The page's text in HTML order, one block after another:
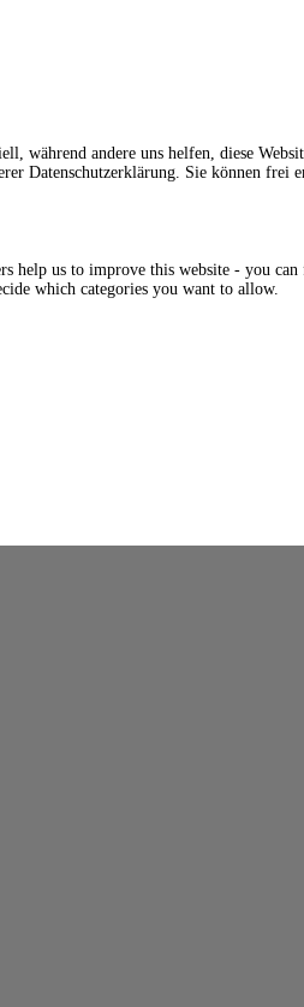
während andere uns helfen, diese
Datenschutzerklärung. Sie können frei
help us to improve this website - you
which categories you want to allow.